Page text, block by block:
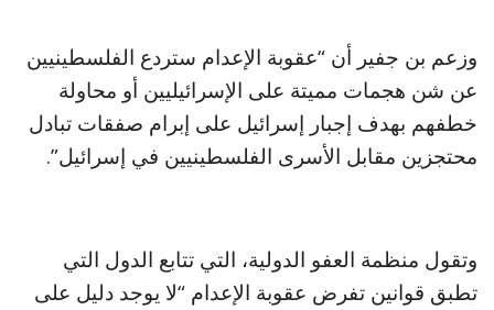
وزعم بن جفير أن “عقوبة الإعدام ستردع الفلسطينيين
عن شن هجمات مميتة على الإسرائيليين أو محاولة
خطفهم بهدف إجبار إسرائيل على إبرام صفقات تبادل
محتجزين مقابل الأسرى الفلسطينيين في إسرائيل”.
وتقول منظمة العفو الدولية، التي تتابع الدول التي
‌تطبق قوانين تفرض عقوبة الإعدام “لا يوجد دليل على